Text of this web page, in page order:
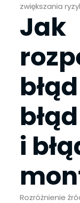
zwiększania
Jak
i
Rozróżnienie